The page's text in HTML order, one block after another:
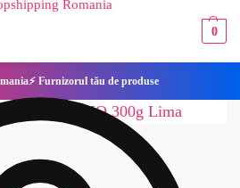
0
Furnizorul tău de produse